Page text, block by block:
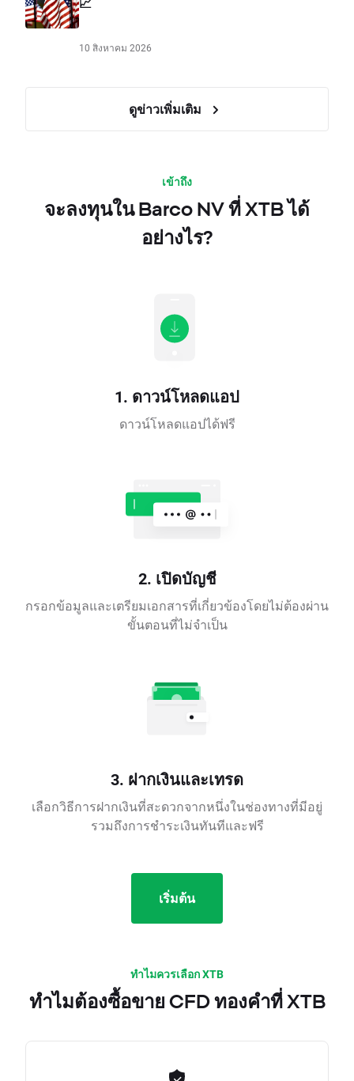
10 สิงหาคม 2026
ดูข่าวเพิ่มเติม
เข้าถึง
จะลงทุนใน Barco NV ที่ XTB ได้
อย่างไร?
1. ดาวน์โหลดแอป
ดาวน์โหลดแอปได้ฟรี
2. เปิดบัญชี
กรอกข้อมูลและเตรียมเอกสารที่เกี่ยวข้องโดยไม่ต้องผ่าน
ขั้นตอนที่ไม่จำเป็น
3. ฝากเงินและเทรด
เลือกวิธีการฝากเงินที่สะดวกจากหนึ่งในช่องทางที่มีอยู่
รวมถึงการชำระเงินทันทีและฟรี
เริ่มต้น
ทำไมควรเลือก XTB
ทำไมต้องซื้อขาย CFD ทองคำที่ XTB